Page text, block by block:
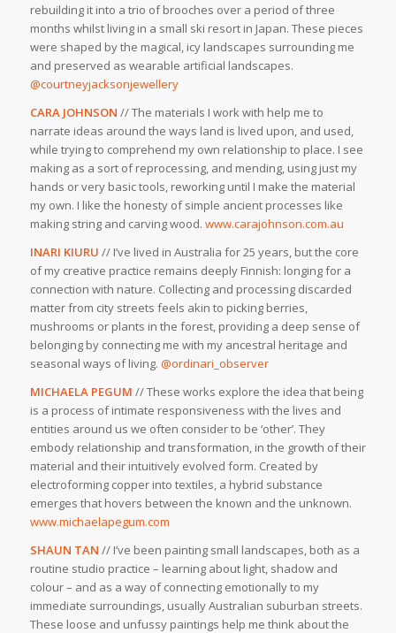
rebuilding it into a trio of brooches over a period of three
months whilst living in a small ski resort in Japan. These pieces
were shaped by the magical, icy landscapes surrounding me
and preserved as wearable artificial landscapes.
@courtneyjacksonjewellery
CARA JOHNSON // The materials I work with help me to
narrate ideas around the ways land is lived upon, and used,
while trying to comprehend my own relationship to place. I see
making as a sort of reprocessing, and mending, using just my
hands or very basic tools, reworking until I make the material
my own. I like the honesty of simple ancient processes like
making string and carving wood. www.carajohnson.com.au
INARI KIURU // I’ve lived in Australia for 25 years, but the core
of my creative practice remains deeply Finnish: longing for a
connection with nature. Collecting and processing discarded
matter from city streets feels akin to picking berries,
mushrooms or plants in the forest, providing a deep sense of
belonging by connecting me with my ancestral heritage and
seasonal ways of living. @ordinari_observer
MICHAELA PEGUM // These works explore the idea that being
is a process of intimate responsiveness with the lives and
entities around us we often consider to be ‘other’. They
embody relationship and transformation, in the growth of their
material and their intuitively evolved form. Created by
electroforming copper into textiles, a hybrid substance
emerges that hovers between the known and the unknown.
www.michaelapegum.com
SHAUN TAN // I’ve been painting small landscapes, both as a
routine studio practice – learning about light, shadow and
colour – and as a way of connecting emotionally to my
immediate surroundings, usually Australian suburban streets.
These loose and unfussy paintings help me think about the